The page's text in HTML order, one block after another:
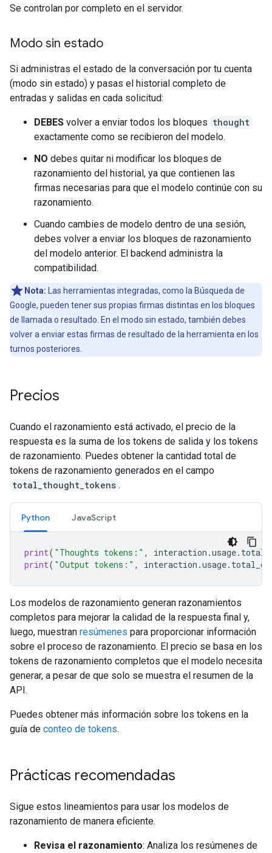
Se controlan por completo en el servidor.
Modo sin estado
Si administras el estado de la conversación por tu cuenta
(modo sin estado) y pasas el historial completo de
entradas y salidas en cada solicitud:
DEBES volver a enviar todos los bloques thought
exactamente como se recibieron del modelo.
NO debes quitar ni modificar los bloques de
razonamiento del historial, ya que contienen las
firmas necesarias para que el modelo continúe con su
razonamiento.
Cuando cambies de modelo dentro de una sesión,
debes volver a enviar los bloques de razonamiento
del modelo anterior. El backend administra la
compatibilidad.
Nota: Las herramientas integradas, como la Búsqueda de
Google, pueden tener sus propias firmas distintas en los bloques
de llamada o resultado. En el modo sin estado, también debes
volver a enviar estas firmas de resultado de la herramienta en los
turnos posteriores.
Precios
Cuando el razonamiento está activado, el precio de la
respuesta es la suma de los tokens de salida y los tokens
de razonamiento. Puedes obtener la cantidad total de
tokens de razonamiento generados en el campo
total_thought_tokens .
Python JavaScript
print( "Thoughts tokens:" , interaction .usage.
print( "Output tokens:" , interaction .usage.
Los modelos de razonamiento generan razonamientos
completos para mejorar la calidad de la respuesta final y,
luego, muestran resúmenes para proporcionar información
sobre el proceso de razonamiento. El precio se basa en los
tokens de razonamiento completos que el modelo necesita
generar, a pesar de que solo se muestra el resumen de la
API.
Puedes obtener más información sobre los tokens en la
guía de conteo de tokens.
Prácticas recomendadas
Sigue estos lineamientos para usar los modelos de
razonamiento de manera eficiente.
Revisa el razonamiento: Analiza los resúmenes de